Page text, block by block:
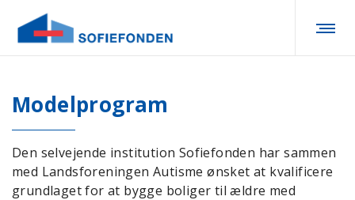
Modelprogram
Den selvejende institution Sofiefonden har sammen
med Landsforeningen Autisme ønsket at kvalificere
grundlaget for at bygge boliger til ældre med